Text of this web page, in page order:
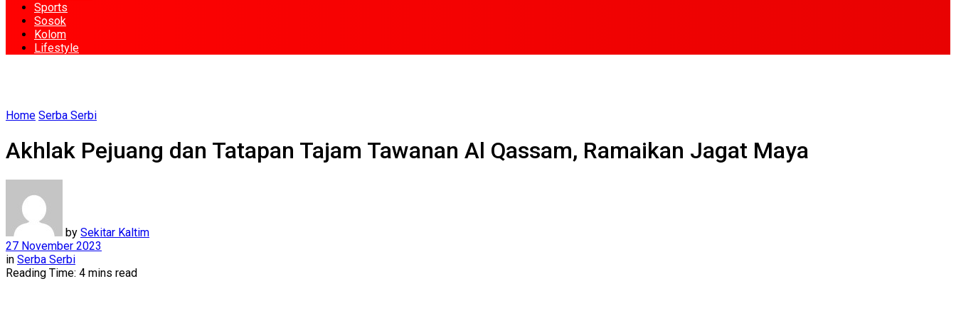
Sports
Sosok
Kolom
Lifestyle
Home Serba Serbi
Akhlak Pejuang dan Tatapan Tajam Tawanan Al Qassam, Ramaikan Jagat Maya
by Sekitar Kaltim
27 November 2023
in Serba Serbi
Reading Time: 4 mins read